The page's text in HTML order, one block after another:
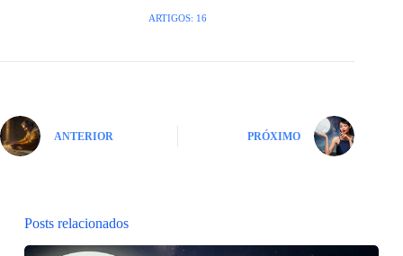
ARTIGOS: 16
ANTERIOR PRÓXIMO
Posts relacionados